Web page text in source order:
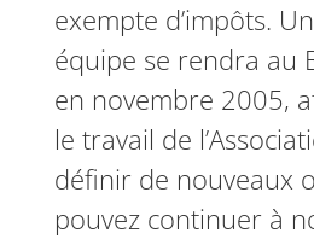
exempte d’impôts.
équipe se rendra au
en novembre 2005,
le travail de
définir de nouveaux
pouvez continuer à